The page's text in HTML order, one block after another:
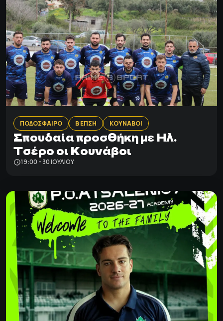
ΠΟΔΟΣΦΑΙΡΟ Β ΕΠΣΗ ΚΟΥΝΑΒΟΙ
Σπουδαία προσθήκη με Ηλ.
Τσέρο οι Κουνάβοι
19:00 - 30 ΙΟΥΛΊΟΥ